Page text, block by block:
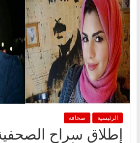
الرئيسية صحافة
إطلاق سراح